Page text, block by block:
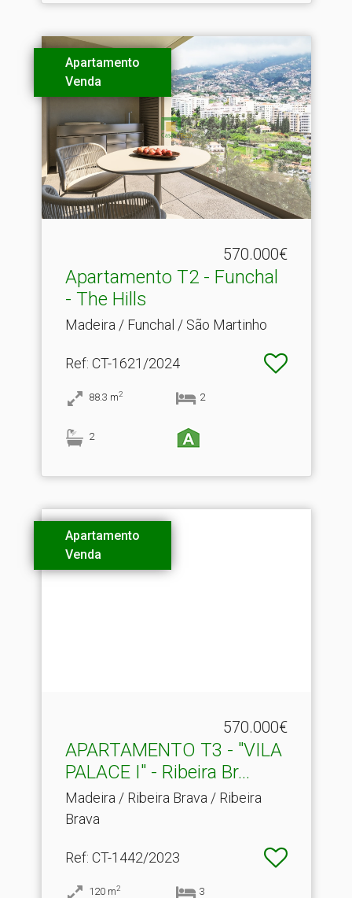
Apartamento
Venda
570.000€
Apartamento T2 - Funchal
- The Hills
Madeira / Funchal / São Martinho
Ref: CT-1621/2024
88.3 m2 2
2
Apartamento
Venda
570.000€
APARTAMENTO T3 - "VILA
PALACE I" - Ribeira Br.​..
Madeira / Ribeira Brava / Ribeira
Brava
Ref: CT-1442/2023
120 m2 3